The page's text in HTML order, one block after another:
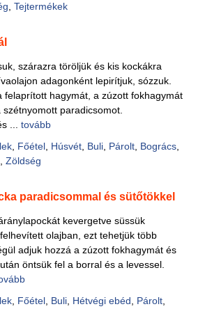
Tejtermékek
szárazra töröljük és kis kockákra
adagonként lepirítjuk, sózzuk.
felaprított hagymát, a zúzott fokhagymát
paradicsomot.
... tovább
, Főétel, Húsvét, Buli, Párolt, Bogrács,
Zöldség
paradicsommal és sütőtökkel
kevergetve süssük
olajban, ezt tehetjük több
adjuk hozzá a zúzott fokhagymát és
öntsük fel a borral és a levessel.
, Főétel, Buli, Hétvégi ebéd Párolt,